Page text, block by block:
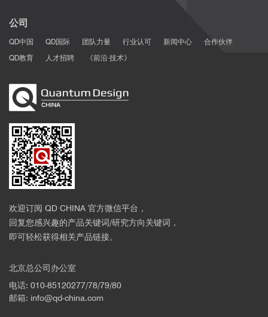
[23] Jimenez, Angélique, Karoline Friedl, and Christophe Leterrier.
"About samples, giving examples: optimized single molecule
localization microscopy." Methods 174 (2020): 100-114.
[24] Mau, Adrien, et al. "Fast scanned widefield scheme provides
fields of view." bioRxiv (2020).
[25] Cabriel, Clément, et al. "Combining 3D single molecule
localization strategies for reproducible bioimaging." Nature
Communications 10.1 (2019): 1980.
[26] Woodhams, Stephen G., et al. "Cell type–specific super-
resolution imaging reveals an increase in calcium-permeable
AMPA receptors at spinal peptidergic terminals as an anatomical
correlate of inflammatory pain." Pain 160.11 (2019): 2641-2650.
support for bioimaging by fluorescence nanoscopy and
eradication of bacteria by photothermia." Nanoscale
Advances (2019).
strategy against invasive meningococcal disease." Nature
microbiology 4.6 (2019): 972.
[29] Szabo, Quentin, et al. "TADs are 3D structural units of
公司
QD中国 QD国际 团队力量 行业认可 新闻中心
合作伙伴
QD教育
人才招聘 《前沿·技术》
欢迎订阅 QD CHINA 官方微信平台，
回复您感兴趣的产品关键词/研究方向关键词，
即可轻松获得相关产品链接。
北京总公司办公室
电话: 010-85120277/78/79/80
邮箱: info@qd-china.com